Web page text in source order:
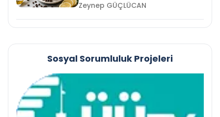
Zeynep GÜÇLÜCAN
Sosyal Sorumluluk Projeleri